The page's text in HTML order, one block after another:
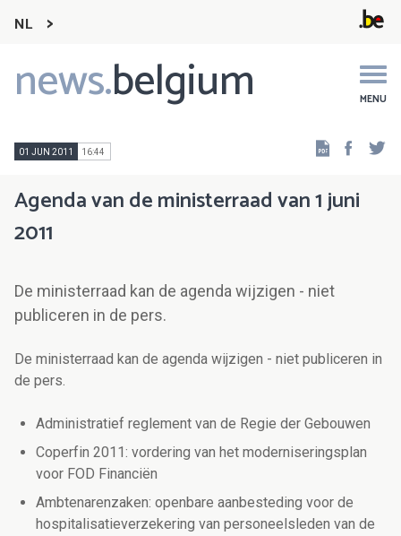
NL
news.belgium MENU
Main
navigation
01 JUN 2011 16:44
Agenda van de ministerraad van 1 juni
2011
De ministerraad kan de agenda wijzigen - niet
publiceren in de pers.
De ministerraad kan de agenda wijzigen - niet publiceren in
de pers.
Administratief reglement van de Regie der Gebouwen
Coperfin 2011: vordering van het moderniseringsplan
voor FOD Financiën
Ambtenarenzaken: openbare aanbesteding voor de
hospitalisatieverzekering van personeelsleden van de